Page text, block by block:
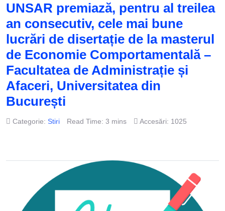
UNSAR premiază, pentru al treilea
an consecutiv, cele mai bune
lucrări de disertație de la masterul
de Economie Comportamentală –
Facultatea de Administrație și
Afaceri, Universitatea din
București
Categorie: Stiri Read Time: 3 mins Accesări: 1025